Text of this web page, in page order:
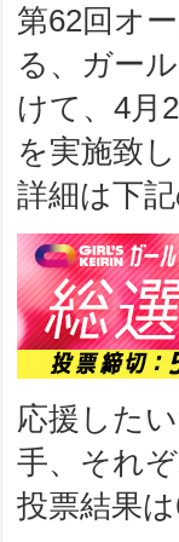
第62回オ
る、ガー
けて、4月
を実施致し
詳細は下
応援した
手、それ
投票結果